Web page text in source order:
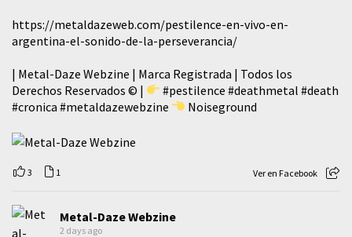
https://metaldazeweb.com/pestilence-en-vivo-en-
argentina-el-sonido-de-la-perseverancia/
| Metal-Daze Webzine | Marca Registrada | Todos los
Derechos Reservados © |
#pestilence #deathmetal #death
#cronica #metaldazewebzine Noiseground
3 1 Ver en Facebook
Metal-Daze Webzine
2 days ago